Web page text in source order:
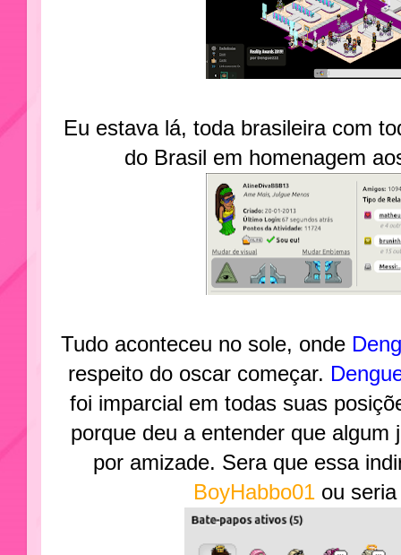
Eu estava lá, toda brasileira com
do Brasil em homenagem
Tudo aconteceu no sole, onde
respeito do oscar começar.
foi imparcial em todas suas
porque deu a entender que algum
por amizade. Sera que essa
BoyHabbo01 ou